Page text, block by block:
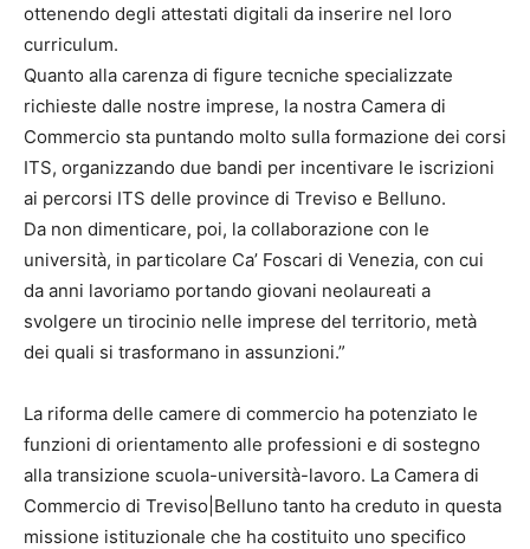
ottenendo degli attestati digitali da inserire nel loro
curriculum.
Quanto alla carenza di figure tecniche specializzate
richieste dalle nostre imprese, la nostra Camera di
Commercio sta puntando molto sulla formazione dei corsi
ITS, organizzando due bandi per incentivare le iscrizioni
ai percorsi ITS delle province di Treviso e Belluno.
Da non dimenticare, poi, la collaborazione con le
università, in particolare Ca’ Foscari di Venezia, con cui
da anni lavoriamo portando giovani neolaureati a
svolgere un tirocinio nelle imprese del territorio, metà
dei quali si trasformano in assunzioni.”
La riforma delle camere di commercio ha potenziato le
funzioni di orientamento alle professioni e di sostegno
alla transizione scuola-università-lavoro. La Camera di
Commercio di Treviso|Belluno tanto ha creduto in questa
missione istituzionale che ha costituito uno specifico